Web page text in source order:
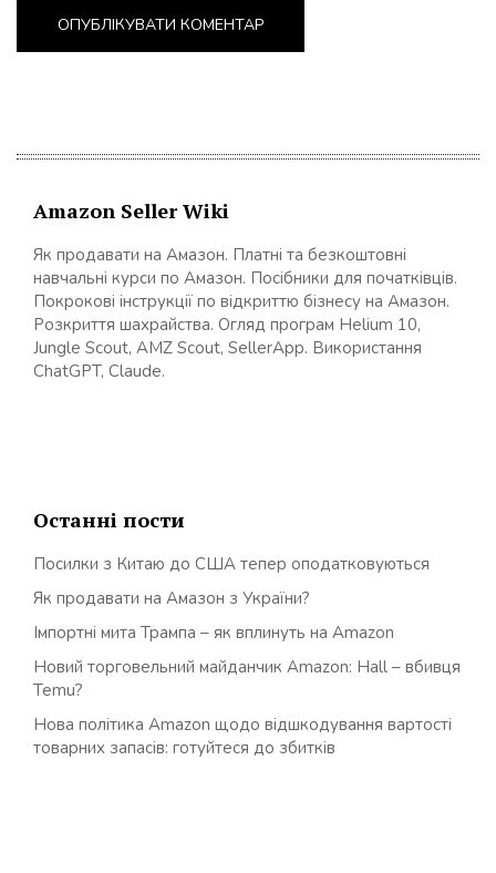
Amazon Seller Wiki
Як продавати на Амазон. Платні та безкоштовні
навчальні курси по Амазон. Посібники для початківців.
Покрокові інструкції по відкриттю бізнесу на Амазон.
Розкриття шахрайства. Огляд програм Helium 10,
Jungle Scout, AMZ Scout, SellerApp. Використання
ChatGPT, Claude.
Останні пости
Посилки з Китаю до США тепер оподатковуються
Як продавати на Амазон з України?
Імпортні мита Трампа – як вплинуть на Amazon
Новий торговельний майданчик Amazon: Hall – вбивця
Temu?
Нова політика Amazon щодо відшкодування вартості
товарних запасів: готуйтеся до збитків